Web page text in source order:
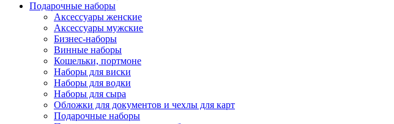
Подарочные наборы
Аксессуары женские
Аксессуары мужские
Бизнес-наборы
Винные наборы
Кошельки, портмоне
Наборы для виски
Наборы для водки
Наборы для сыра
Обложки для документов и чехлы для карт
Подарочные наборы